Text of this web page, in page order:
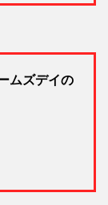
ムズデイの